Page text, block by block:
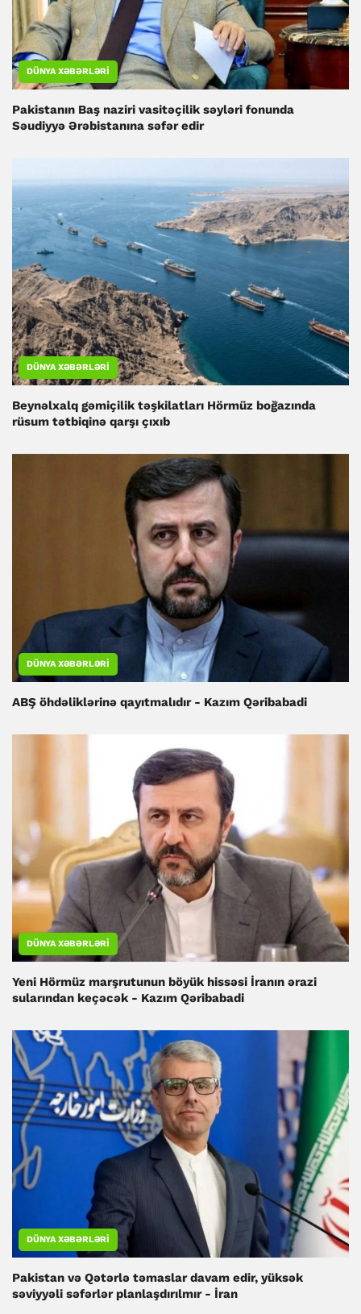
DÜNYA XƏBƏRLƏRI
Pakistanın Baş naziri vasitəçilik səyləri fonunda
Səudiyyə Ərəbistanına səfər edir
DÜNYA XƏBƏRLƏRI
Beynəlxalq gəmiçilik təşkilatları Hörmüz boğazında
rüsum tətbiqinə qarşı çıxıb
DÜNYA XƏBƏRLƏRI
ABŞ öhdəliklərinə qayıtmalıdır - Kazım Qəribabadi
DÜNYA XƏBƏRLƏRI
Yeni Hörmüz marşrutunun böyük hissəsi İranın ərazi
sularından keçəcək - Kazım Qəribabadi
DÜNYA XƏBƏRLƏRI
Pakistan və Qətərlə təmaslar davam edir, yüksək
səviyyəli səfərlər planlaşdırılmır - İran